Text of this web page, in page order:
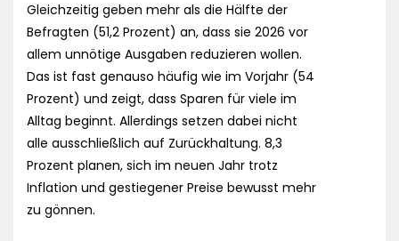
Gleichzeitig geben mehr als die Hälfte der
Befragten (51,2 Prozent) an, dass sie 2026 vor
allem unnötige Ausgaben reduzieren wollen.
Das ist fast genauso häufig wie im Vorjahr (54
Prozent) und zeigt, dass Sparen für viele im
Alltag beginnt. Allerdings setzen dabei nicht
alle ausschließlich auf Zurückhaltung. 8,3
Prozent planen, sich im neuen Jahr trotz
Inflation und gestiegener Preise bewusst mehr
zu gönnen.